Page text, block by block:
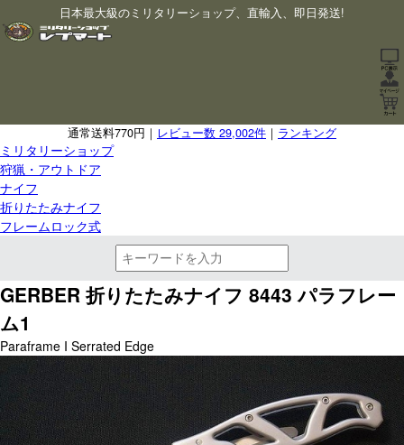
日本最大級のミリタリーショップ、直輸入、即日発送!
通常送料770円｜ レビュー数 29,002件 ｜ ランキング
ミリタリーショップ
狩猟・アウトドア
ナイフ
折りたたみナイフ
フレームロック式
GERBER 折りたたみナイフ 8443 パラフレー
ム1
Paraframe I Serrated Edge